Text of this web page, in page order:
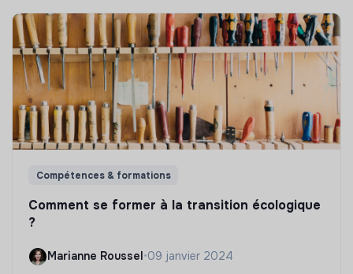
Compétences & formations
Comment se former à la transition écologique
?
Marianne Roussel •09 janvier 2024